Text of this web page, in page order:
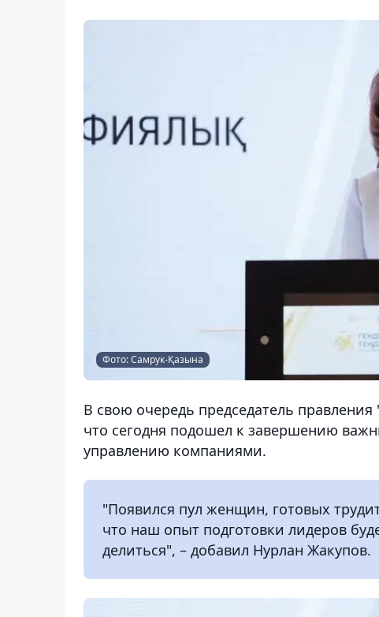
Фото: Самрук-Қазына
В свою очередь председатель
что сегодня подошел к завершению
управлению компаниями.
"Появился пул женщин, готовых
что наш опыт подготовки лидеров
делиться", – добавил Нурлан Жакупов.